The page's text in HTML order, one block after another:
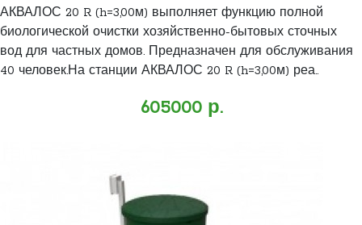
АКВАЛОС 20 R (h=3,00м) выполняет функцию полной
биологической очистки хозяйственно-бытовых сточных
вод для частных домов. Предназначен для обслуживания
40 человек.На станции АКВАЛОС 20 R (h=3,00м) реа..
605000 р.